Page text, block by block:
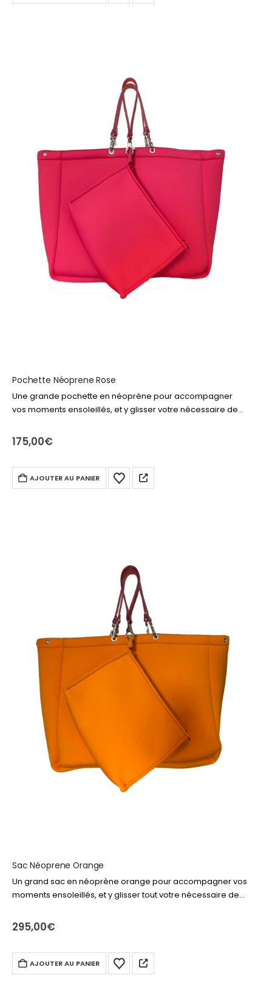
Pochette Néoprene Rose
Une grande pochette en néoprène pour accompagner
vos moments ensoleillés, et y glisser votre nécessaire de
rentre ! De quoi exalter…
175,00€
AJOUTER AU PANIER
Sac Néoprene Orange
Un grand sac en néoprène orange pour accompagner vos
moments ensoleillés, et y glisser tout votre nécessaire de
lunettes… tout y…
295,00€
AJOUTER AU PANIER